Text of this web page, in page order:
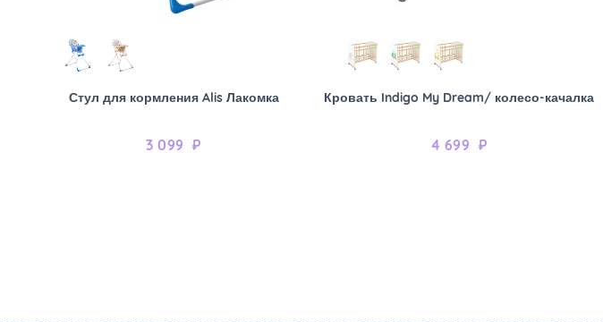
Стул для кормления Alis Лакомка
3 099 ₽
Кровать Indigo My Dream/ колесо-качалка
4 699 ₽